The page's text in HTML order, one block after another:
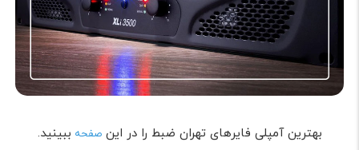
بهترین آمپلی فایرهای تهران ضبط را در اینصفحه ببینید.